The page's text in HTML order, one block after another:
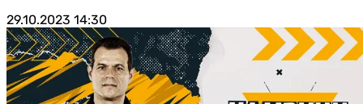
29.10.2023 14:30